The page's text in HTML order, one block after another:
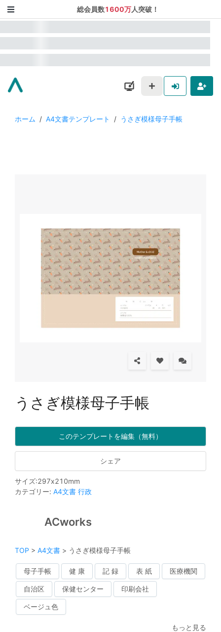
総会員数1600万人突破！
ホーム / A4文書テンプレート / うさぎ模様母子手帳
うさぎ模様母子手帳
このテンプレートを編集（無料）
シェア
サイズ:297x210mm
カテゴリー: A4文書 行政
ACworks
TOP > A4文書 > うさぎ模様母子手帳
母子手帳 健 康 記 録 表 紙 医療機関
自治区 保健センター 印刷会社
ベージュ色
もっと見る